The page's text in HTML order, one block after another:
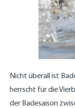
Nicht überall ist
herrscht für die
der Badesaison